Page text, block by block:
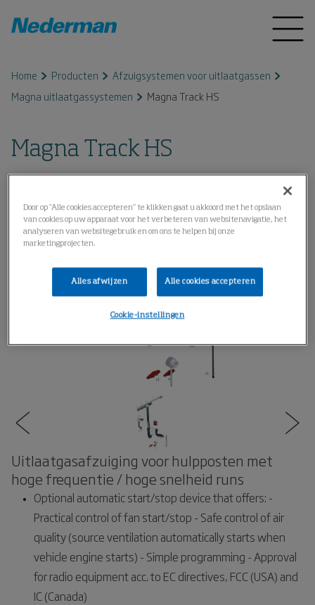
Home Producten
Afzuigsystemen voor uitlaatgassen
Magna uitlaatgassystemen
Magna Track HS
Magna Track HS
Uitlaatgasafzuiging voor hulpposten met
hoge frequentie / hoge snelheid runs
Optional automatic start/stop device that offers: -
Practical control of fan start/stop - Safe control of air
quality (source ventilation automatically starts when
vehicle engine starts) - Simple programming - Approval
for radio equipment acc. to EC directives, FCC (USA) and
IC (Canada)
Door op “Alle cookies accepteren” te klikken gaat u akkoord met het opslaan
van cookies op uw apparaat voor het verbeteren van websitenavigatie, het
analyseren van websitegebruik en om ons te helpen bij onze
marketingprojecten.
Alles afwijzen Alle cookies accepteren
Cookie-instellingen